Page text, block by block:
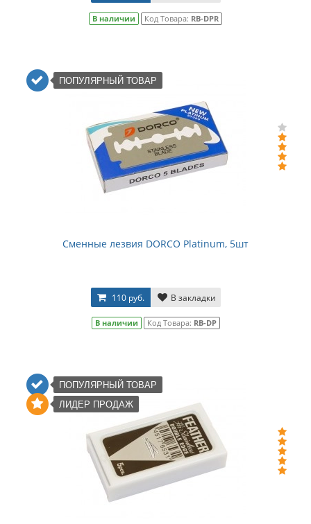
В наличии Код Товара: RB-DPR
ПОПУЛЯРНЫЙ ТОВАР
Сменные лезвия DORCO Platinum, 5шт
110 руб. В закладки
В наличии Код Товара: RB-DP
ПОПУЛЯРНЫЙ ТОВАР
ЛИДЕР ПРОДАЖ